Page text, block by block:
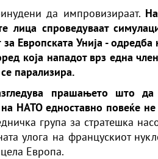
да импровизираат.
лица спроведуваат
Европската Унија -
која нападот врз една
парализира.
прашањето што
на НАТО едноставно повеќе
група за стратешка
улога на францускиот
Европа.